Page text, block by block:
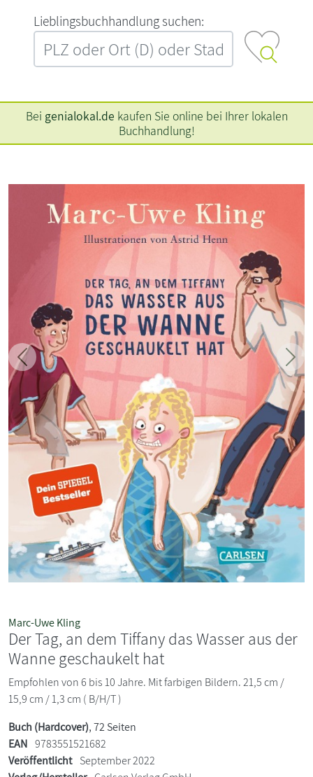
L‍i‍e‍b‍l‍i‍n‍g‍s‍b‍u‍c‍h‍h‍a‍n‍d‍l‍u‍n‍g‍ ‍s‍u‍c‍h‍e‍n‍:‍
Bei genialokal.de kaufen Sie online bei Ihrer lokalen
Buchhandlung!
Zurück
Marc-Uwe Kling
Der Tag, an dem Tiffany das Wasser aus der
Wanne geschaukelt hat
Empfohlen von 6 bis 10 Jahre. Mit farbigen Bildern. 21,5 cm /
15,9 cm / 1,3 cm ( B/H/T )
Buch (Hardcover), 72 Seiten
EAN 9783551521682
Veröffentlicht September 2022